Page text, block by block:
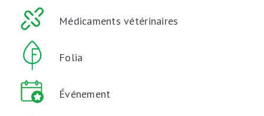
Médicaments vétérinaires
Folia
Événement